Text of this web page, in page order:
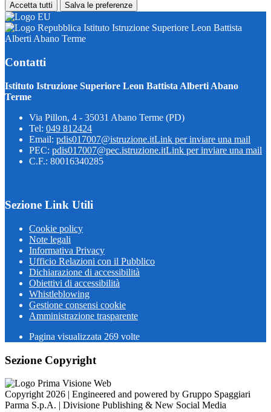
Accetta tutti Salva le preferenze
Istituto Istruzione Superiore Leon Battista
Alberti Abano Terme
Contatti
Istituto Istruzione Superiore Leon Battista Alberti Abano
Terme
Via Pillon, 4 - 35031 Abano Terme (PD)
Tel: 049 812424
Email: pdis017007@istruzione.itLink per inviare una mail
PEC: pdis017007@pec.istruzione.itLink per inviare una mail
C.F.: 80016340285
Sezione Link Utili
Cookie policy
Note legali
Informativa Privacy
Ufficio Relazioni con il Pubblico
Dichiarazione di accessibilità
Obiettivi di accessibilità
Whistleblowing
Gestione consensi cookie
Amministrazione trasparente
Pagina visualizzata 269 volte
Sezione Copyright
Copyright 2026 | Engineered and powered by Gruppo Spaggiari
Parma S.p.A. | Divisione Publishing & New Social Media